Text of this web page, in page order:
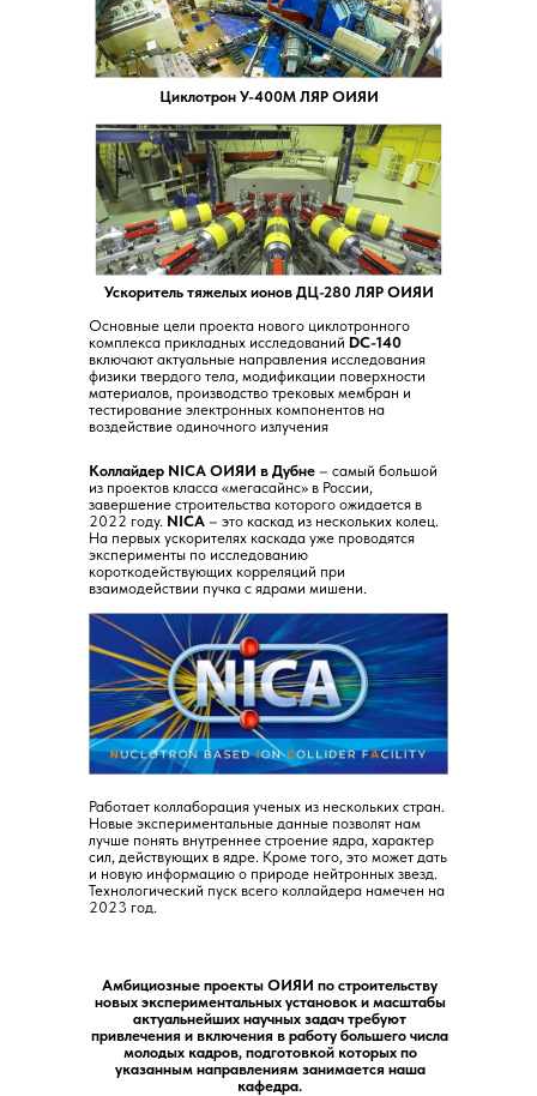
Циклотрон У-400М ЛЯР ОИЯИ
Ускоритель тяжелых ионов ДЦ-280 ЛЯР ОИЯИ
Коллайдер NICA ОИЯИ в Дубне – самый большой
из проектов класса «мегасайнс» в России,
завершение строительства которого ожидается в
2022 году. NICA – это каскад из нескольких колец.
На первых ускорителях каскада уже проводятся
эксперименты по исследованию
короткодействующих корреляций при
взаимодействии пучка с ядрами мишени.
Основные цели проекта нового циклотронного
комплекса прикладных исследований DC-140
включают актуальные направления исследования
физики твердого тела, модификации поверхности
материалов, производство трековых мембран и
тестирование электронных компонентов на
воздействие одиночного излучения
Работает коллаборация ученых из нескольких стран.
Новые экспериментальные данные позволят нам
лучше понять внутреннее строение ядра, характер
сил, действующих в ядре. Кроме того, это может дать
и новую информацию о природе нейтронных звезд.
Технологический пуск всего коллайдера намечен на
2023 год.
Амбициозные проекты ОИЯИ по строительству
новых экспериментальных установок и масштабы
актуальнейших научных задач требуют
привлечения и включения в работу большего числа
молодых кадров, подготовкой которых по
указанным направлениям занимается наша
кафедра.